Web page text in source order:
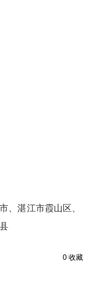
、湛江市霞山区、
0 收藏